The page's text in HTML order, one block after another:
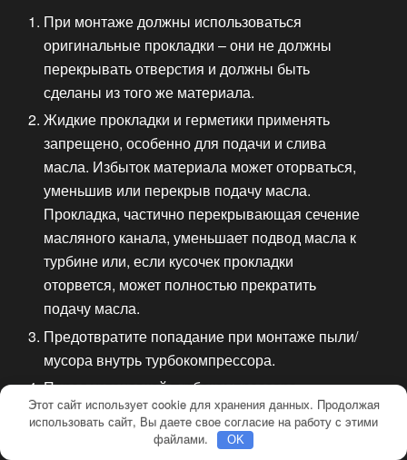
При монтаже должны использоваться
оригинальные прокладки – они не должны
перекрывать отверстия и должны быть
сделаны из того же материала.
Жидкие прокладки и герметики применять
запрещено, особенно для подачи и слива
масла. Избыток материала может оторваться,
уменьшив или перекрыв подачу масла.
Прокладка, частично перекрывающая сечение
масляного канала, уменьшает подвод масла к
турбине или, если кусочек прокладки
оторвется, может полностью прекратить
подачу масла.
Предотвратите попадание при монтаже пыли/
мусора внутрь турбокомпрессора.
Перед установкой турбокомпрессора
проверьте, соответствует ли его номер детали
данному двигателю – установка
Этот сайт использует cookie для хранения данных. Продолжая
использовать сайт, Вы даете свое согласие на работу с этими
файлами.
OK